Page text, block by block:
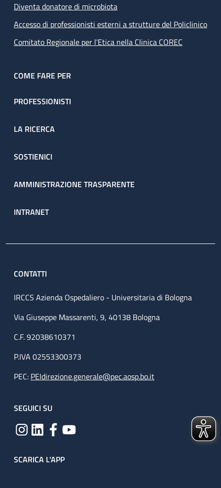
Diventa donatore di microbiota
Accesso di professionisti esterni a strutture del Policlinico
Comitato Regionale per l’Etica nella Clinica COREC
COME FARE PER
PROFESSIONISTI
LA RICERCA
SOSTIENICI
AMMINISTRAZIONE TRASPARENTE
INTRANET
CONTATTI
IRCCS Azienda Ospedaliero - Universitaria di Bologna
Via Giuseppe Massarenti, 9, 40138 Bologna
C.F. 92038610371
P.IVA 02553300373
PEC: PEIdirezione.generale@pec.aosp.bo.it
SEGUICI SU
SCARICA L'APP